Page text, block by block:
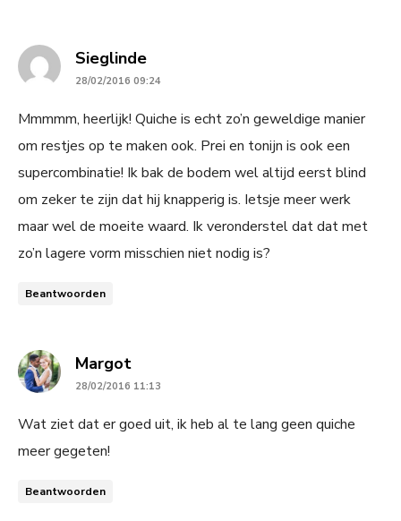
Sieglindesays:
28/02/2016 09:24
Mmmmm, heerlijk! Quiche is echt zo’n geweldige manier
om restjes op te maken ook. Prei en tonijn is ook een
supercombinatie! Ik bak de bodem wel altijd eerst blind
om zeker te zijn dat hij knapperig is. Ietsje meer werk
maar wel de moeite waard. Ik veronderstel dat dat met
zo’n lagere vorm misschien niet nodig is?
Beantwoorden
Margotsays:
28/02/2016 11:13
Wat ziet dat er goed uit, ik heb al te lang geen quiche
meer gegeten!
Beantwoorden